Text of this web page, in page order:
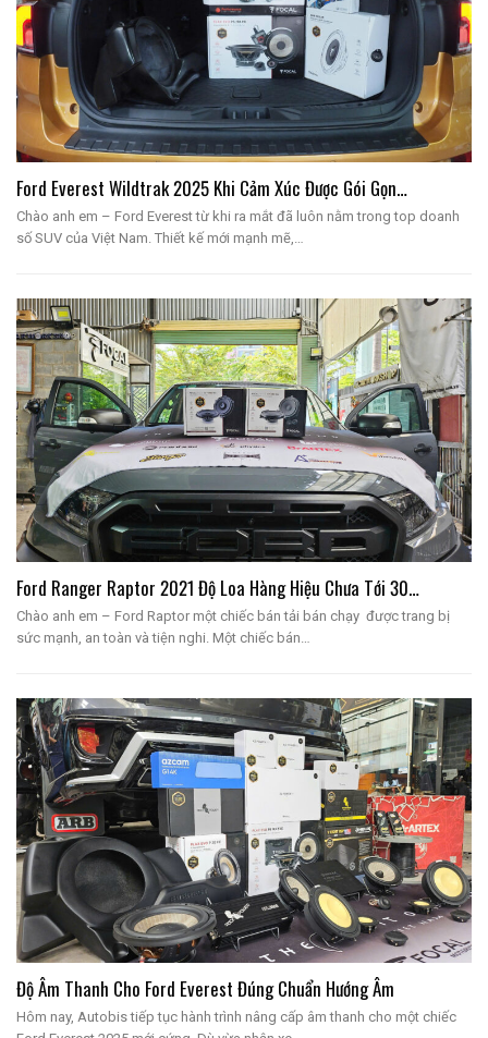
Ford Everest Wildtrak 2025 Khi Cảm Xúc Được Gói Gọn…
Chào anh em – Ford Everest từ khi ra mắt đã luôn nằm trong top doanh
số SUV của Việt Nam. Thiết kế mới mạnh mẽ,…
Ford Ranger Raptor 2021 Độ Loa Hàng Hiệu Chưa Tới 30…
Chào anh em – Ford Raptor một chiếc bán tải bán chạy được trang bị
sức mạnh, an toàn và tiện nghi. Một chiếc bán…
Độ Âm Thanh Cho Ford Everest Đúng Chuẩn Hướng Âm
Hôm nay, Autobis tiếp tục hành trình nâng cấp âm thanh cho một chiếc